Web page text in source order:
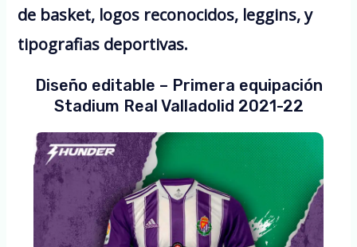
de basket, logos reconocidos, leggins, y
tipografias deportivas.
Diseño editable – Primera equipación
Stadium Real Valladolid 2021-22